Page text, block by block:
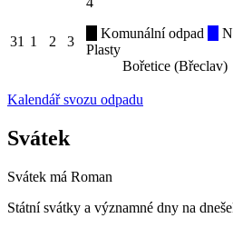
31 1 2 3
Komunální odpad
Plasty
Bořetice (Břeclav)
Kalendář svozu odpadu
Svátek
Svátek má Roman
Státní svátky a významné dny na